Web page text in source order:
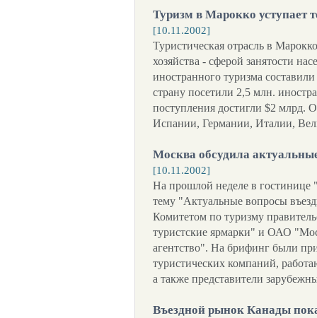
Туризм в Марокко уступает
[10.11.2002]
Туристическая отрасль в
хозяйства - сферой занятости
иностранного туризма
страну посетили 2,5 млн.
поступления достигли $2 млрд.
Испании, Германии, Италии,
Москва обсудила
[10.11.2002]
На прошлой неделе в гостинице
тему "Актуальные вопросы
Комитетом по туризму
туристские ярмарки" и ОАО
агентство". На брифинг были
туристических компаний,
а также представители
Въездной рынок Канады